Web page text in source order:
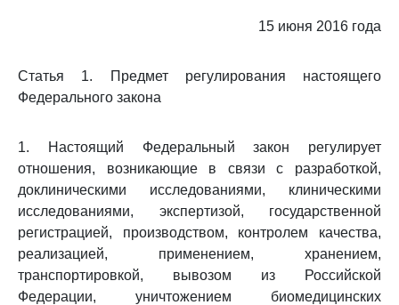
15 июня 2016 года
Статья 1. Предмет регулирования настоящего
Федерального закона
1. Настоящий Федеральный закон регулирует
отношения, возникающие в связи с разработкой,
доклиническими исследованиями, клиническими
исследованиями, экспертизой, государственной
регистрацией, производством, контролем качества,
реализацией, применением, хранением,
транспортировкой, вывозом из Российской
Федерации, уничтожением биомедицинских